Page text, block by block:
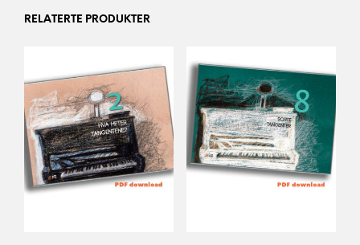
RELATERTE PRODUKTER